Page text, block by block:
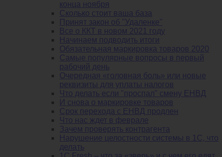
конца ноября
Сколько стоит ваша база
Принят закон об "Удаленке"
Все о ККТ в новом 2021 году
Начинаем подводить итоги
Обязательная маркировка товаров 2020
Самые популярные вопросы в первый
рабочий день
Очередная «головная боль» или новые
реквизиты для уплаты налогов
Что делать если "проспал" смену ЕНВД
И снова о маркировке товаров
Срок перехода с ЕНВД продлен
Что нас ждет в феврале
Зачем проверять контрагента
Нарушение целостности системы в 1С, что
делать